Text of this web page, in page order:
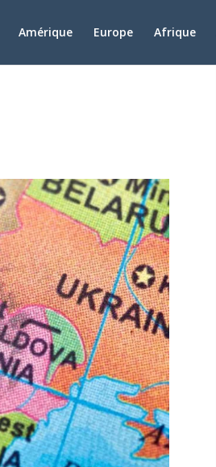
Amérique Europe Afrique